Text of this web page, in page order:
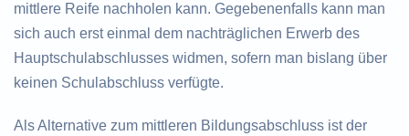
mittlere Reife nachholen kann. Gegebenenfalls kann man
sich auch erst einmal dem nachträglichen Erwerb des
Hauptschulabschlusses widmen, sofern man bislang über
keinen Schulabschluss verfügte.
Als Alternative zum mittleren Bildungsabschluss ist der